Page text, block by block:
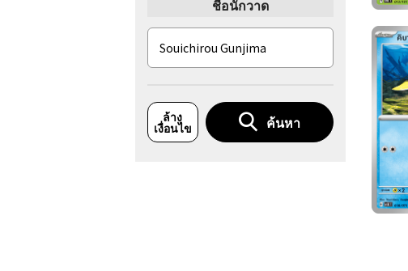
ชื่อนักวาด
ล้าง
เงื่อนไข ค้นหา